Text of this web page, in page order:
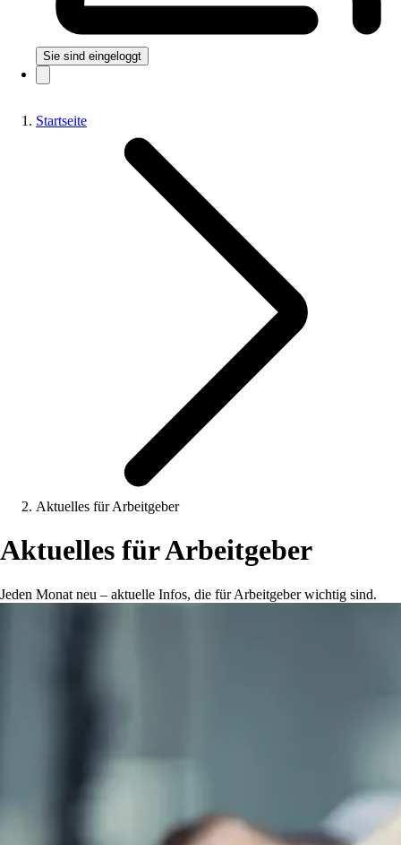
Sie sind eingeloggt
Startseite
Aktuelles für Arbeitgeber
Aktuelles für Arbeitgeber
Jeden Monat neu – aktuelle Infos, die für Arbeitgeber wichtig sind.